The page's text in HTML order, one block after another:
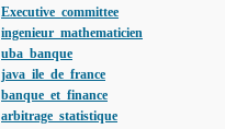
Executive_committee
ingenieur_mathematicien
uba_banque
java_ile_de_france
banque_et_finance
arbitrage_statistique